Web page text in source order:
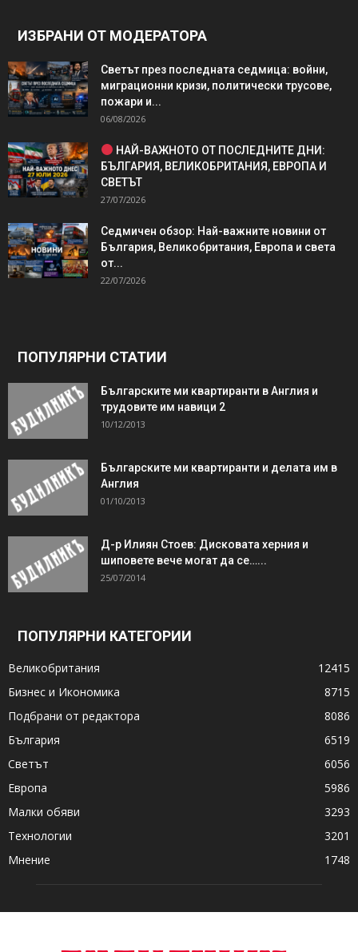
ИЗБРАНИ ОТ МОДЕРАТОРА
Светът през последната седмица: войни,
миграционни кризи, политически трусове,
пожари и...
06/08/2026
НАЙ-ВАЖНОТО ОТ ПОСЛЕДНИТЕ ДНИ:
БЪЛГАРИЯ, ВЕЛИКОБРИТАНИЯ, ЕВРОПА И
СВЕТЪТ
27/07/2026
Седмичен обзор: Най-важните новини от
България, Великобритания, Европа и света
от...
22/07/2026
ПОПУЛЯРНИ СТАТИИ
Българските ми квартиранти в Англия и
трудовите им навици 2
10/12/2013
Българските ми квартиранти и делата им в
Англия
01/10/2013
Д-р Илиян Стоев: Дисковата херния и
шиповете вече могат да се…...
25/07/2014
ПОПУЛЯРНИ КАТЕГОРИИ
Великобритания
12415
Бизнес и Икономика
8715
Подбрани от редактора
8086
България
6519
Светът
6056
Европа
5986
Малки обяви
3293
Технологии
3201
Мнение
1748